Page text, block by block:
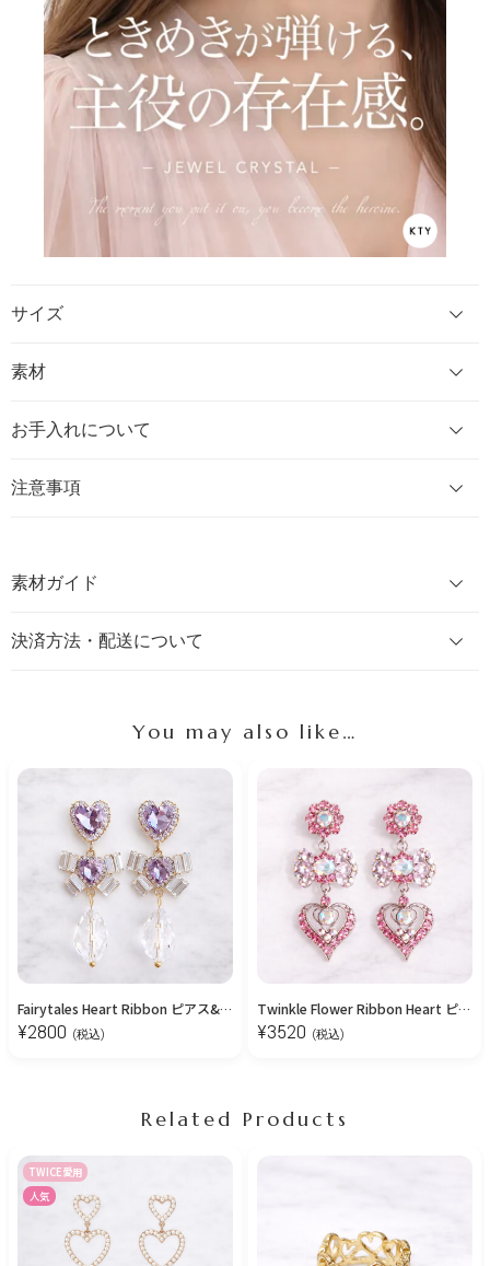
サイズ
素材
お手入れについて
注意事項
素材ガイド
決済方法・配送について
You may also like…
Fairytales Heart Ribbon ピアス&イヤリング/Purple
¥2800 (税込)
Twinkle Flower Ribbon Heart ピアス&イヤリング/Pink
¥3520 (税込)
Related Products
TWICE愛用
人気